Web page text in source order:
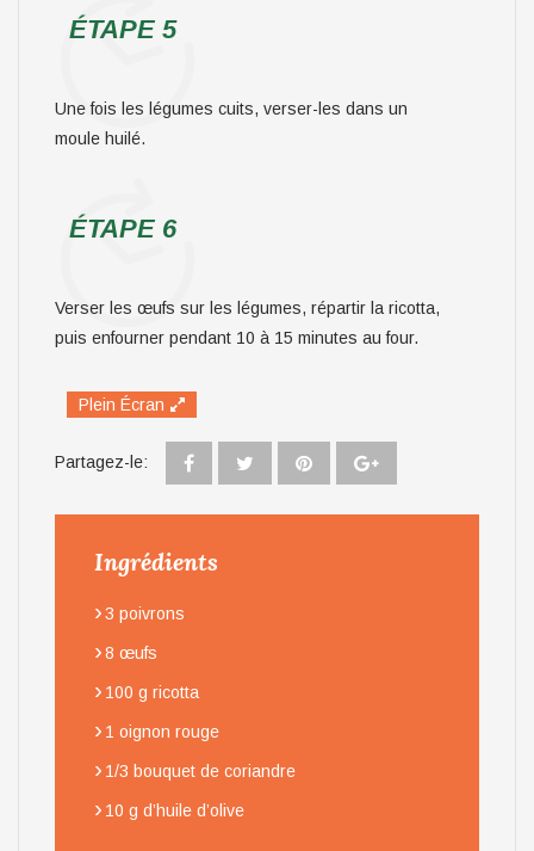
ÉTAPE 5
Une fois les légumes cuits, verser-les dans un
moule huilé.
ÉTAPE 6
Verser les œufs sur les légumes, répartir la ricotta,
puis enfourner pendant 10 à 15 minutes au four.
Plein Écran
Partagez-le:
Ingrédients
›3 poivrons
›8 œufs
› 100 g ricotta
› 1 oignon rouge
› 1/3 bouquet de coriandre
› 10 g d’huile d’olive